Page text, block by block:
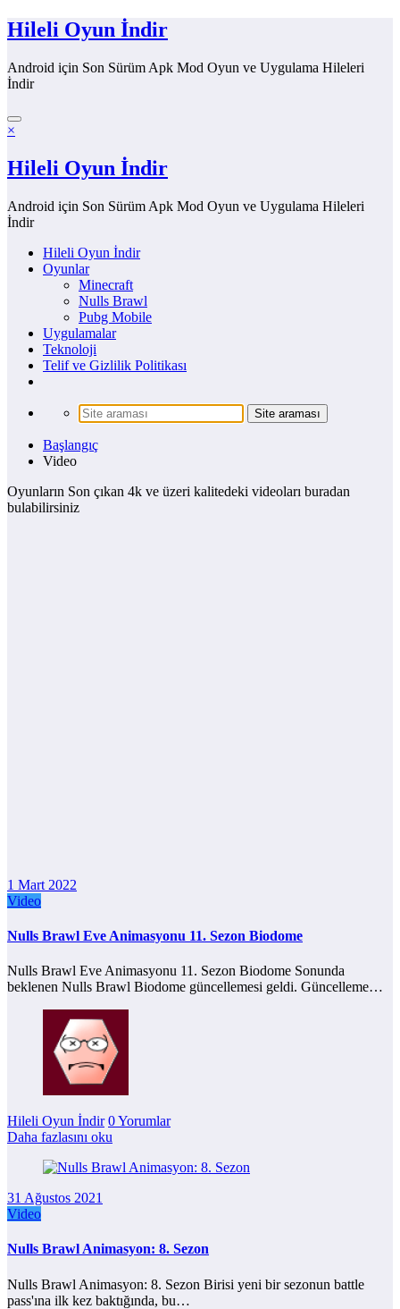
İçeriğe
atla
Hileli Oyun İndir
Android için Son Sürüm Apk Mod Oyun ve Uygulama Hileleri
İndir
×
Hileli Oyun İndir
Android için Son Sürüm Apk Mod Oyun ve Uygulama Hileleri
İndir
Hileli Oyun İndir
Oyunlar
Minecraft
Nulls Brawl
Pubg Mobile
Uygulamalar
Teknoloji
Telif ve Gizlilik Politikası
Başlangıç
Video
Oyunların Son çıkan 4k ve üzeri kalitedeki videoları buradan
bulabilirsiniz
1 Mart 2022
Video
Nulls Brawl Eve Animasyonu 11. Sezon Biodome
Nulls Brawl Eve Animasyonu 11. Sezon Biodome Sonunda
beklenen Nulls Brawl Biodome güncellemesi geldi. Güncelleme…
Hileli Oyun İndir 0 Yorumlar
Daha fazlasını oku
31 Ağustos 2021
Video
Nulls Brawl Animasyon: 8. Sezon
Nulls Brawl Animasyon: 8. Sezon Birisi yeni bir sezonun battle
pass'ına ilk kez baktığında, bu…